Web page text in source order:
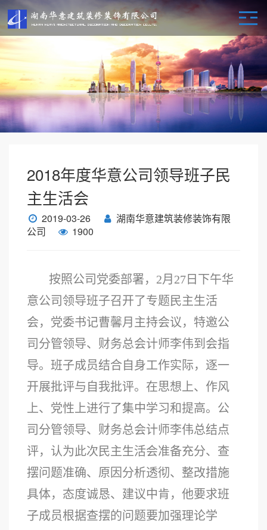
2018年度华意公司领导班子民
主生活会
2019-03-26
湖南华意建筑装修装饰有限
公司
1900
按照公司党委部署， 2月27日下午华
意公司领导班子召开了专题民主生活
会，党委书记曹馨月主持会议，特邀公
司分管领导、财务总会计师李伟到会指
导。班子成员结合自身工作实际，逐一
开展批评与自我批评。在思想上、作风
上、党性上进行了集中学习和提高。公
司分管领导、财务总会计师李伟总结点
评，认为此次民主生活会准备充分、查
摆问题准确、原因分析透彻、整改措施
具体，态度诚恳、建议中肯，他要求班
子成员根据查摆的问题要加强理论学